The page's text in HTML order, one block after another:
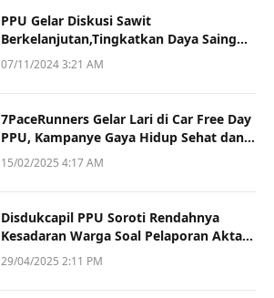
PPU Gelar Diskusi Sawit
Berkelanjutan,Tingkatkan Daya Saing
dan Kualitas
07/11/2024 3:21 AM
7PaceRunners Gelar Lari di Car Free Day
PPU, Kampanye Gaya Hidup Sehat dan
Dukung UMKM
15/02/2025 4:17 AM
Disdukcapil PPU Soroti Rendahnya
Kesadaran Warga Soal Pelaporan Akta
Kematian
29/04/2025 2:11 PM